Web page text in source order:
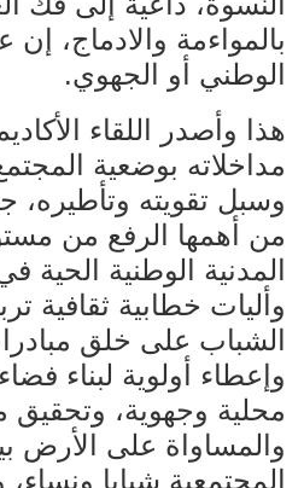
بالمواءمة والادماج،
الوطني أو الجهوي.
هذا وأصدر اللقاء
مداخلاته بوضعية
وسبل تقويته وتأطيره،
من أهمها الرفع من
المدنية الوطنية
وأليات خطابية ثقافية
الشباب على خلق
وإعطاء أولوية لبناء
محلية وجهوية، وتحقيق
والمساواة على الأرض
المجتمعية شبابا